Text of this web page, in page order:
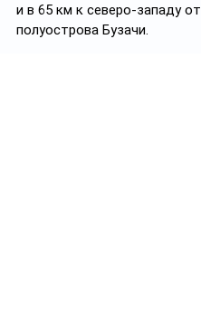
и в 65 км к северо-западу от
полуострова Бузачи.